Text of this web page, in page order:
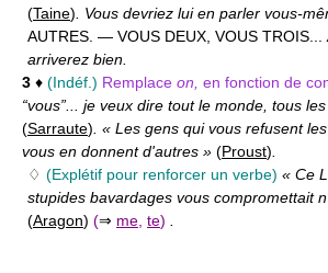
(Taine) . Vous devriez lui en parler vous-
AUTRES. — VOUS DEUX, VOUS TROIS...
arriverez bien.
3 ♦ (Indéf.) Remplace on, en fonction de
“vous”... je veux dire tout le monde, tous
(Sarraute) . « Les gens qui vous refusent
vous en donnent d'autres » (Proust)
♢ (Explétif pour renforcer un verbe) « Ce
stupides bavardages vous compromettait
(Aragon) (⇒ me te)